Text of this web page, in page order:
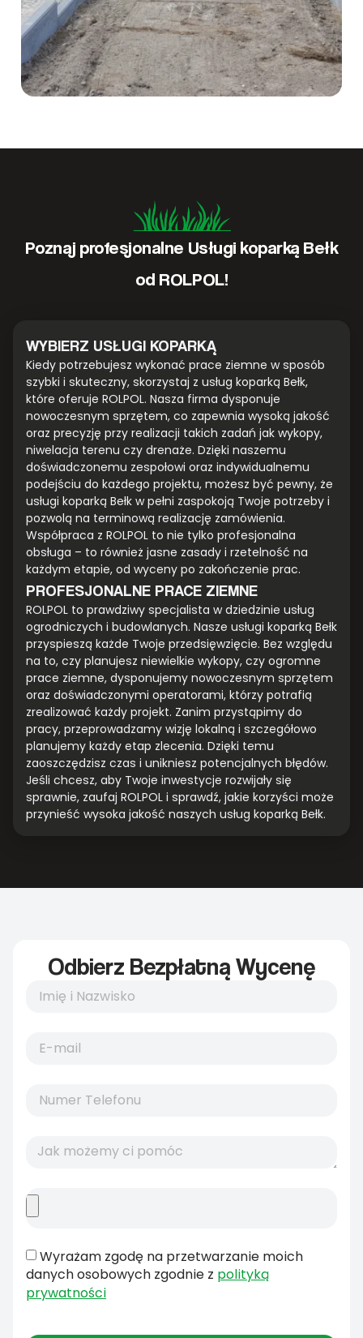
Poznaj profesjonalne Usługi koparką Bełk
od ROLPOL!
WYBIERZ USŁUGI KOPARKĄ
Kiedy potrzebujesz wykonać prace ziemne w sposób
szybki i skuteczny, skorzystaj z usług koparką Bełk,
które oferuje ROLPOL. Nasza firma dysponuje
nowoczesnym sprzętem, co zapewnia wysoką jakość
oraz precyzję przy realizacji takich zadań jak wykopy,
niwelacja terenu czy drenaże. Dzięki naszemu
doświadczonemu zespołowi oraz indywidualnemu
podejściu do każdego projektu, możesz być pewny, że
usługi koparką Bełk w pełni zaspokoją Twoje potrzeby i
pozwolą na terminową realizację zamówienia.
Współpraca z ROLPOL to nie tylko profesjonalna
obsługa – to również jasne zasady i rzetelność na
każdym etapie, od wyceny po zakończenie prac.
PROFESJONALNE PRACE ZIEMNE
ROLPOL to prawdziwy specjalista w dziedzinie usług
ogrodniczych i budowlanych. Nasze usługi koparką Bełk
przyspieszą każde Twoje przedsięwzięcie. Bez względu
na to, czy planujesz niewielkie wykopy, czy ogromne
prace ziemne, dysponujemy nowoczesnym sprzętem
oraz doświadczonymi operatorami, którzy potrafią
zrealizować każdy projekt. Zanim przystąpimy do
pracy, przeprowadzamy wizję lokalną i szczegółowo
planujemy każdy etap zlecenia. Dzięki temu
zaoszczędzisz czas i unikniesz potencjalnych błędów.
Jeśli chcesz, aby Twoje inwestycje rozwijały się
sprawnie, zaufaj ROLPOL i sprawdź, jakie korzyści może
przynieść wysoka jakość naszych usług koparką Bełk.
Odbierz Bezpłatną Wycenę
Wyrażam zgodę na przetwarzanie moich
danych osobowych zgodnie z polityką
prywatności